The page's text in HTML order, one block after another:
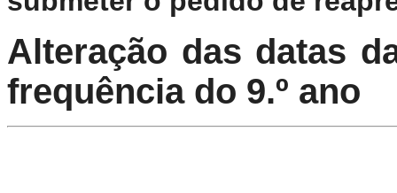
Alteração das datas
frequência do 9.º ano